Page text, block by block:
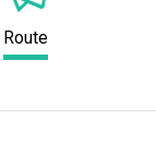
Route